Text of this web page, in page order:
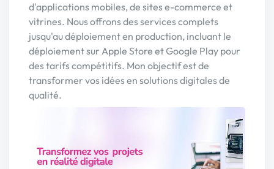
d'applications mobiles, de sites e-commerce et
vitrines. Nous offrons des services complets
jusqu'au déploiement en production, incluant le
déploiement sur Apple Store et Google Play pour
des tarifs compétitifs. Mon objectif est de
transformer vos idées en solutions digitales de
qualité.